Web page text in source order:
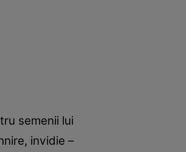
semenii lui
invidie –